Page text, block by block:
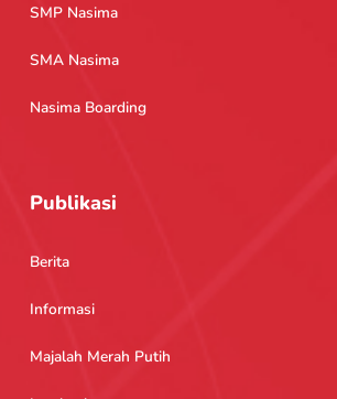
SMP Nasima
SMA Nasima
Nasima Boarding
Publikasi
Berita
Informasi
Majalah Merah Putih